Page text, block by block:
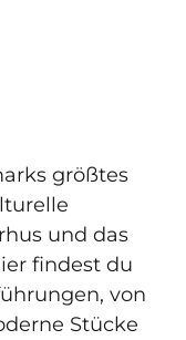
größtes
und das
findest du
von
Stücke